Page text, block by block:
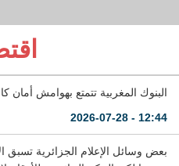
البنوك المغربية تتمتع بهوامش أمان
12:44 - 2026-07-28
بعض وسائل الإعلام الجزائرية تسبق